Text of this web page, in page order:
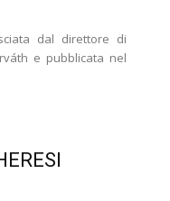
dal direttore di
e pubblicata nel